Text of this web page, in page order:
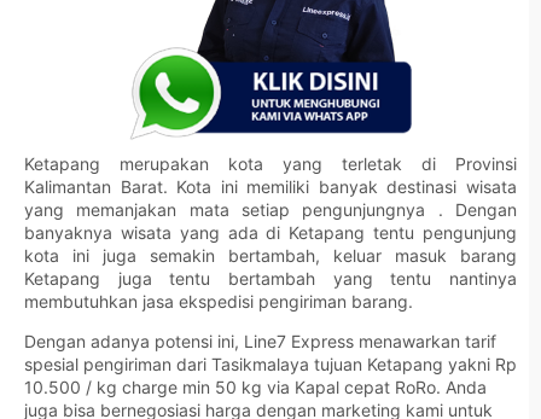
Ketapang merupakan kota yang terletak di Provinsi
Kalimantan Barat. Kota ini memiliki banyak destinasi wisata
yang memanjakan mata setiap pengunjungnya . Dengan
banyaknya wisata yang ada di Ketapang tentu pengunjung
kota ini juga semakin bertambah, keluar masuk barang
Ketapang juga tentu bertambah yang tentu nantinya
membutuhkan jasa ekspedisi pengiriman barang.
Dengan adanya potensi ini, Line7 Express menawarkan tarif
spesial pengiriman dari Tasikmalaya tujuan Ketapang yakni Rp
10.500 / kg charge min 50 kg via Kapal cepat RoRo. Anda
juga bisa bernegosiasi harga dengan marketing kami untuk